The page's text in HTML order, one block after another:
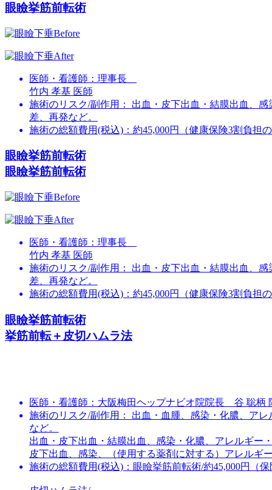
眼瞼挙筋前転術
医師・看護師： 理事長
竹内 孝基 医師
施術のリスク/副作用：
出血・皮下出血・結膜出血、
差、再発など。
施術の総額費用(税込)： 約45,000円（健康保険3割負担の
眼瞼挙筋前転術
眼瞼挙筋前転術
医師・看護師： 理事長
竹内 孝基 医師
施術のリスク/副作用：
出血・皮下出血・結膜出血、
差、再発など。
施術の総額費用(税込)： 約45,000円（健康保険3割負担の
眼瞼挙筋前転術
挙筋前転＋皮切ハムラ法
医師・看護師： 大阪梅田ヘップナビオ院院長 谷 聡柄
施術のリスク/副作用：
出血・血腫、感染・化膿、ア
など。
出血・皮下出血・結膜出血、感染・化膿、アレルギー
皮下出血、感染、（使用する薬剤に対する）アレルギ
施術の総額費用(税込)： 眼瞼挙筋前転術/約45,000円（保